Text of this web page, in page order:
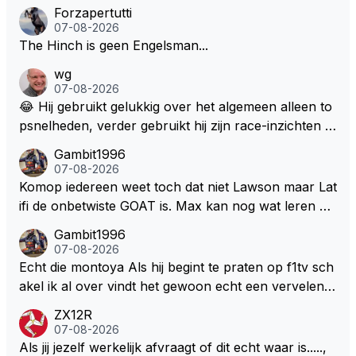
Forzapertutti
07-08-2026
The Hinch is geen Engelsman...
wg
07-08-2026
😂 Hij gebruikt gelukkig over het algemeen alleen to
psnelheden, verder gebruikt hij zijn race-inzichten q
een bocht zegt helemaal niets, dus wat dat betreft h
eeft hij sowieso gelijk 😂.
Gambit1996
07-08-2026
Komop iedereen weet toch dat niet Lawson maar Lat
ifi de onbetwiste GOAT is. Max kan nog wat leren va
milton, hahahaha. Latifi pakt ze allemaal met de oge
n dicht met als onbetwiste nummer 2 of GOATINES
S Lawson natuurlijk 😂😂😂😂😂
Gambit1996
07-08-2026
Echt die montoya Als hij begint te praten op f1tv sch
akel ik al over vindt het gewoon echt een vervelend
weet 🤮🤮
ZX12R
07-08-2026
Als jij jezelf werkelijk afvraagt of dit echt waar is.....,